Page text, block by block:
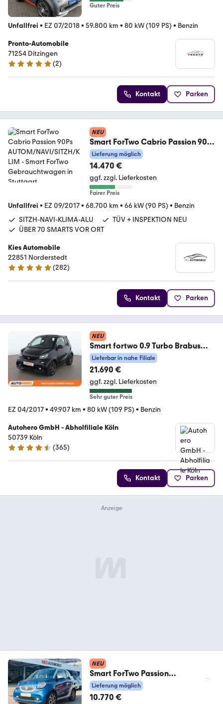
Guter Preis
Unfallfrei • EZ 07/2018• 59.800 km • 80 kW (109 PS) • Benzin
Pronto-Automobile
71254 Ditzingen
5 Sterne
(2)
Kontakt Parken
NEU
Smart ForTwo Cabrio Passion 90Ps
AUTOM/NAVI/SITZH/KLIM
Lieferung möglich
14.470 €
ggf. zzgl. Lieferkosten
Fairer Preis
Unfallfrei • EZ 09/2017• 68.700 km • 66 kW (90 PS) • Benzin
SITZH-NAVI-KLIMA-ALU
TÜV + INSPEKTION NEU
ÜBER 70 SMARTS VOR ORT
Kies Automobile
22851 Norderstedt
4.8 Sterne
(282)
Kontakt Parken
NEU
Smart fortwo 0.9 Turbo Brabus
Aut.*NAVI*CAM*CABRIO*PDC
Lieferbar in nahe Filiale
21.690 €
ggf. zzgl. Lieferkosten
Sehr guter Preis
EZ 04/2017• 49.907 km • 80 kW (109 PS) • Benzin
Autohero GmbH - Abholfiliale Köln
50739 Köln
4.6 Sterne
(365)
Kontakt Parken
NEU
Smart ForTwo Passion
AUTOM/PANO/SITZH/KLIMA/TÜV
/ALWETT
Lieferung möglich
10.770 €